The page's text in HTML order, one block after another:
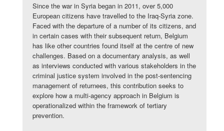
Since the war in Syria began in 2011, over 5,000
European citizens have travelled to the Iraq-Syria zone.
Faced with the departure of a number of its citizens, and
in certain cases with their subsequent return, Belgium
has like other countries found itself at the centre of new
challenges. Based on a documentary analysis, as well
as interviews conducted with various stakeholders in the
criminal justice system involved in the post-sentencing
management of returnees, this contribution seeks to
explore how a multi-agency approach in Belgium is
operationalized within the framework of tertiary
prevention.